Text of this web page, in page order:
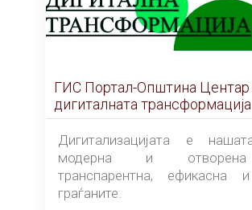
ГИС Портал-Општина Центар
дигиталната трансформација
Дигитализацијата е
модерна и
транспарентна, ефикасна
граѓаните.